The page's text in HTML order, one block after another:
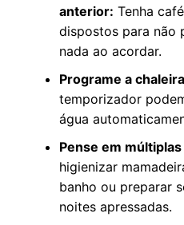
anterior: Tenha
dispostos para não
nada ao acordar.
Programe a
temporizador
água
Pense em
higienizar
banho ou preparar
noites apressadas.